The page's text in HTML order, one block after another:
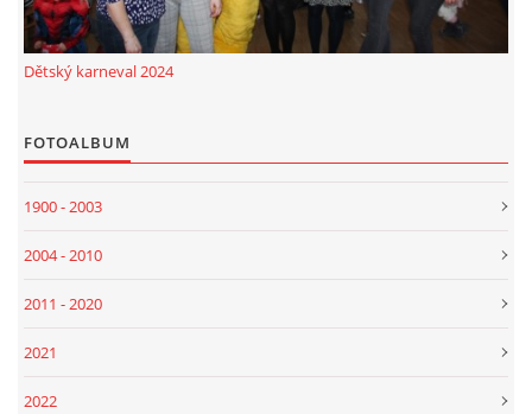
Dětský karneval 2024
FOTOALBUM
1900 - 2003
2004 - 2010
2011 - 2020
2021
2022